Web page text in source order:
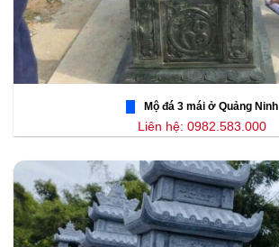
Mộ đá 3 mái ở Quảng Ninh
Liên hệ: 0982.583.000